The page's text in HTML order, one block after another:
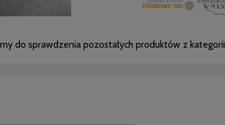
do sprawdzenia pozostałych produktów z kategorii